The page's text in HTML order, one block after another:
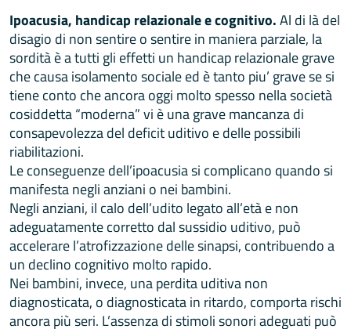
Ipoacusia, handicap relazionale e cognitivo.Al di là del
disagio di non sentire o sentire in maniera parziale, la
sordità è a tutti gli effetti un handicap relazionale grave
che causa isolamento sociale ed è tanto piu’ grave se si
tiene conto che ancora oggi molto spesso nella società
cosiddetta “moderna” vi è una grave mancanza di
consapevolezza del deficit uditivo e delle possibili
riabilitazioni.
Le conseguenze dell’ipoacusia si complicano quando si
manifesta negli anziani o nei bambini.
Negli anziani, il calo dell’udito legato all’età e non
adeguatamente corretto dal sussidio uditivo, può
accelerare l’atrofizzazione delle sinapsi, contribuendo a
un declino cognitivo molto rapido.
Nei bambini, invece, una perdita uditiva non
diagnosticata, o diagnosticata in ritardo, comporta rischi
ancora più seri. L’assenza di stimoli sonori adeguati può